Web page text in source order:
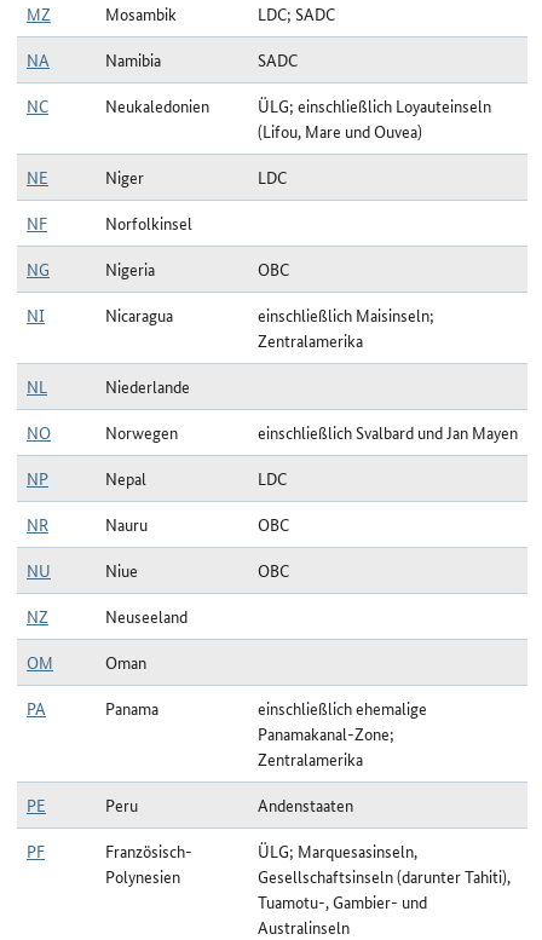
MZ
Mosambik
LDC; SADC
NA
Namibia
SADC
NC
Neukaledonien
ÜLG; einschließlich Loyauteinseln
(Lifou, Mare und Ouvea)
NE
Niger
LDC
NF
Norfolkinsel
NG
Nigeria
OBC
NI
Nicaragua
einschließlich Maisinseln;
Zentralamerika
NL
Niederlande
NO
Norwegen
einschließlich Svalbard und Jan Mayen
NP
Nepal
LDC
NR
Nauru
OBC
NU
Niue
OBC
NZ
Neuseeland
OM
Oman
PA
Panama
einschließlich ehemalige
Panamakanal-Zone;
Zentralamerika
PE
Peru
Andenstaaten
PF
Französisch-
Polynesien
ÜLG; Marquesasinseln,
Gesellschaftsinseln (darunter Tahiti),
Tuamotu-, Gambier- und
Australinseln